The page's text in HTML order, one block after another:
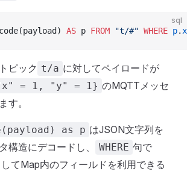
sql
AS p FROM "t/#" WHERE p. x
ピック t/a に対してペイロードが
= 1, "y" = 1} のMQTTメッセ
す。
as p はJSON文字列を
構造にデコードし、
WHERE 句で
してMap内のフィールドを利用できる